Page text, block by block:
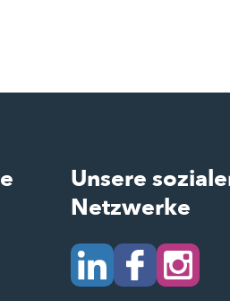
Unsere
Netzwerke